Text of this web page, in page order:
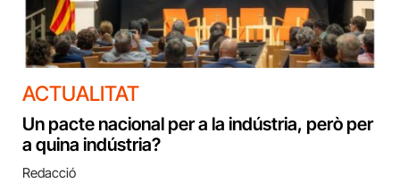
ACTUALITAT
Un pacte nacional per a la indústria, però per
a quina indústria?
Redacció